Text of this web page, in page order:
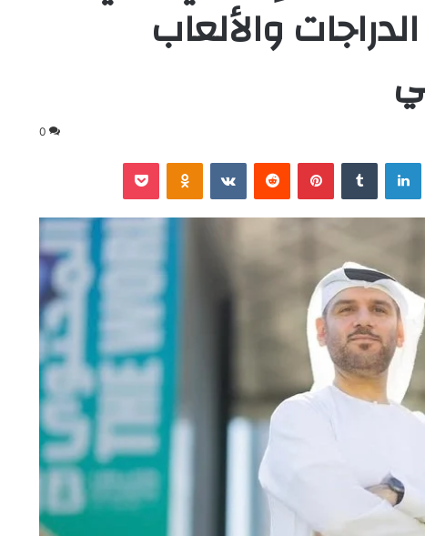
والألعاب
0
لينكدإن ‏Tumblr بينتيريست ‏Reddit
‏VKontakte
Odnoklassniki
‫Pocket